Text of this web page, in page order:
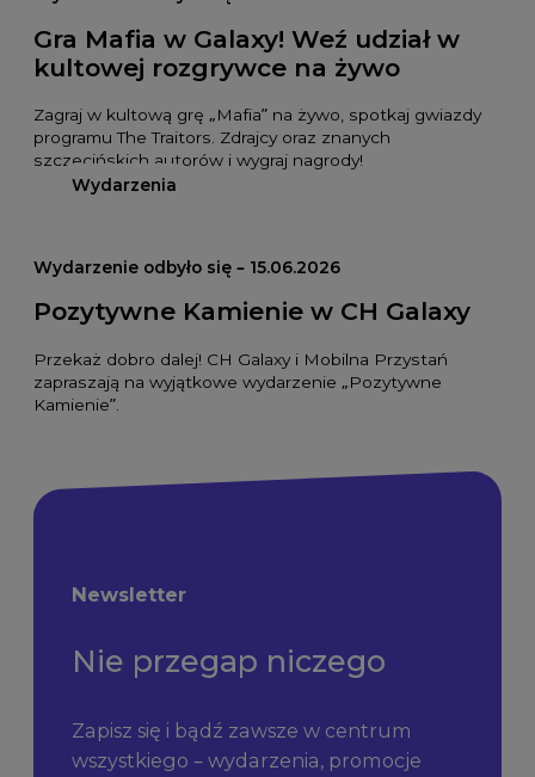
Gra Mafia w Galaxy! Weź udział w
kultowej rozgrywce na żywo
Zagraj w kultową grę „Mafia” na żywo, spotkaj gwiazdy
programu The Traitors. Zdrajcy oraz znanych
szczecińskich autorów i wygraj nagrody!
Wydarzenia
Wydarzenie odbyło się – 15.06.2026
Pozytywne Kamienie w CH Galaxy
Przekaż dobro dalej! CH Galaxy i Mobilna Przystań
zapraszają na wyjątkowe wydarzenie „Pozytywne
Kamienie”.
Newsletter
Nie przegap niczego
Zapisz się i bądź zawsze w centrum
wszystkiego – wydarzenia, promocje